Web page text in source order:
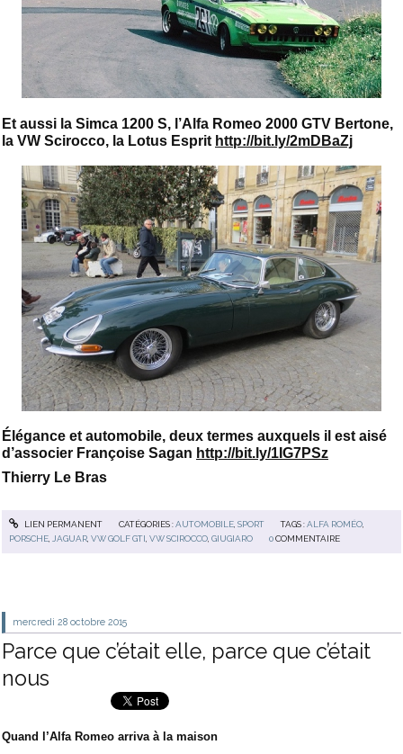
Et aussi la Simca 1200 S, l’Alfa Romeo 2000 GTV Bertone,
la VW Scirocco, la Lotus Esprit http://bit.ly/2mDBaZj
Élégance et automobile, deux termes auxquels il est aisé
d’associer Françoise Sagan http://bit.ly/1IG7PSz
Thierry Le Bras
LIEN PERMANENT CATÉGORIES :AUTOMOBILE, SPORT TAGS :ALFA ROMÉO
PORSCHE
JAGUAR ,VW GOLF GTI ,VW SCIROCCO ,GIUGIARO 0 COMMENTAIRE
mercredi 28 octobre 2015
Parce que c’était elle, parce que c’était
nous
Quand l’Alfa Romeo arriva à la maison